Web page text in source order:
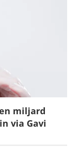
miljard
via Gavi